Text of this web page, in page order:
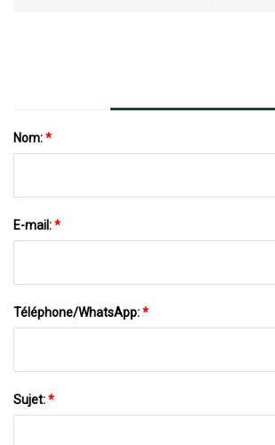
Nom:*
E-mail:*
Téléphone/WhatsApp:*
Sujet:*